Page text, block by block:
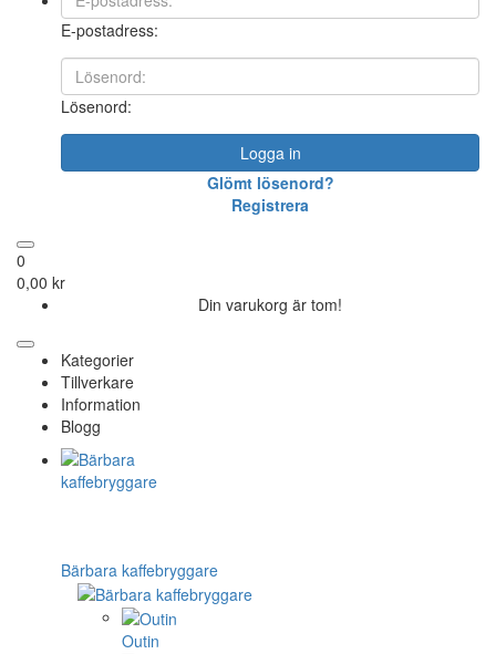
E-postadress:
Lösenord:
Logga in
Glömt lösenord?
Registrera
0
0,00 kr
Din varukorg är tom!
Kategorier
Tillverkare
Information
Blogg
Bärbara kaffebryggare
Outin